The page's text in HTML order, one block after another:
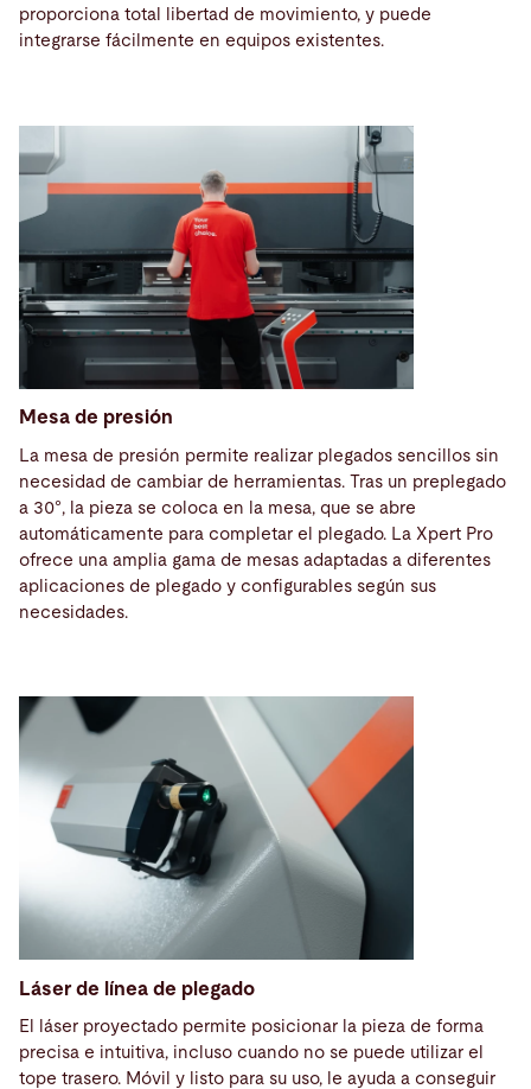
proporciona total libertad de movimiento, y puede
integrarse fácilmente en equipos existentes.
Mesa de presión
La mesa de presión permite realizar plegados sencillos sin
necesidad de cambiar de herramientas. Tras un preplegado
a 30°, la pieza se coloca en la mesa, que se abre
automáticamente para completar el plegado. La Xpert Pro
ofrece una amplia gama de mesas adaptadas a diferentes
aplicaciones de plegado y configurables según sus
necesidades.
Láser de línea de plegado
El láser proyectado permite posicionar la pieza de forma
precisa e intuitiva, incluso cuando no se puede utilizar el
tope trasero. Móvil y listo para su uso, le ayuda a conseguir